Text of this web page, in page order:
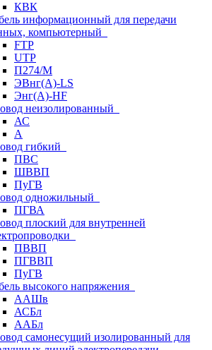
КВК
информационный для передачи
компьютерный
FTP
UTP
П274/М
ЭВнг(А)-LS
Энг(А)-HF
неизолированный
АС
А
гибкий
ПВС
ШВВП
ПуГВ
одножильный
ПГВА
плоский для внутренней
ПВВП
ПГВВП
ПуГВ
высокого напряжения
ААШв
АСБл
ААБл
самонесущий изолированный для